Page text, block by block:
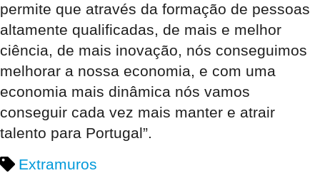
permite que através da formação de pessoas
altamente qualificadas, de mais e melhor
ciência, de mais inovação, nós conseguimos
melhorar a nossa economia, e com uma
economia mais dinâmica nós vamos
conseguir cada vez mais manter e atrair
talento para Portugal”.
Extramuros